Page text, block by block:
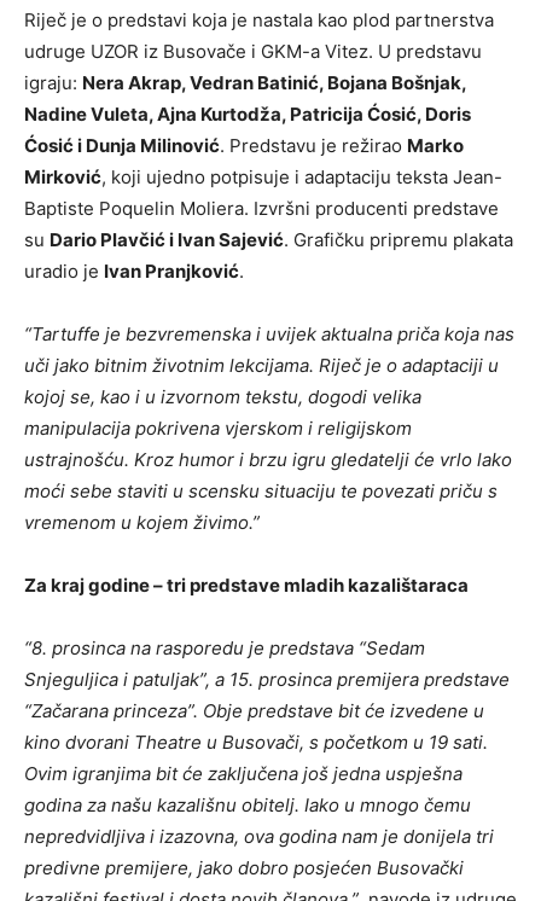
Riječ je o predstavi koja je nastala kao plod partnerstva
udruge UZOR iz Busovače i GKM-a Vitez. U predstavu
igraju: Nera Akrap, Vedran Batinić, Bojana Bošnjak,
Nadine Vuleta, Ajna Kurtodža, Patricija Ćosić, Doris
Ćosić i Dunja Milinović. Predstavu je režirao Marko
Mirković, koji ujedno potpisuje i adaptaciju teksta Jean-
Baptiste Poquelin Moliera. Izvršni producenti predstave
su Dario Plavčić i Ivan Sajević. Grafičku pripremu plakata
uradio je Ivan Pranjković.
“Tartuffe je bezvremenska i uvijek aktualna priča koja nas
uči jako bitnim životnim lekcijama. Riječ je o adaptaciji u
kojoj se, kao i u izvornom tekstu, dogodi velika
manipulacija pokrivena vjerskom i religijskom
ustrajnošću. Kroz humor i brzu igru gledatelji će vrlo lako
moći sebe staviti u scensku situaciju te povezati priču s
vremenom u kojem živimo.”
Za kraj godine – tri predstave mladih kazalištaraca
“8. prosinca na rasporedu je predstava “Sedam
Snjeguljica i patuljak”, a 15. prosinca premijera predstave
“Začarana princeza”. Obje predstave bit će izvedene u
kino dvorani Theatre u Busovači, s početkom u 19 sati.
Ovim igranjima bit će zaključena još jedna uspješna
godina za našu kazališnu obitelj. Iako u mnogo čemu
nepredvidljiva i izazovna, ova godina nam je donijela tri
predivne premijere, jako dobro posjećen Busovački